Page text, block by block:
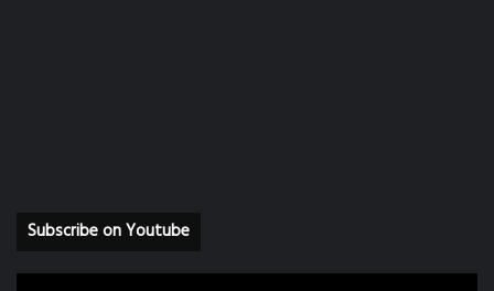
Subscribe on Youtube